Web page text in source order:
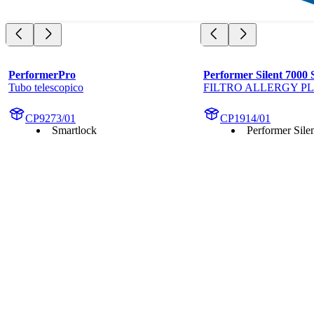
PerformerPro
Tubo telescopico
CP9273/01
Smartlock
Performer Silent 7000
FILTRO ALLERGY
CP1914/01
Performer